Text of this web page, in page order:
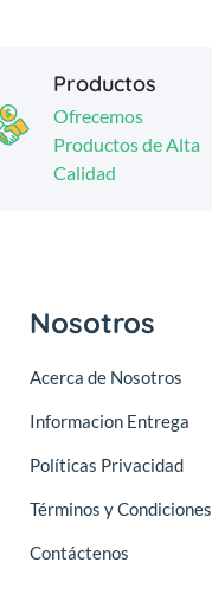
Productos
Ofrecemos
Productos de Alta
Calidad
Nosotros
Acerca de Nosotros
Informacion Entrega
Políticas Privacidad
Términos y Condiciones
Contáctenos